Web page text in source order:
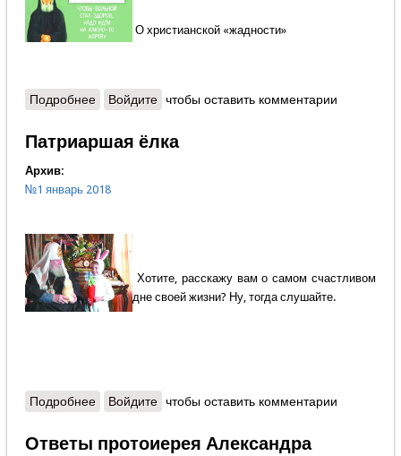
О христианской «жадности»
Подробнеео Пётр Михайлов - Скупой мужик
Войдите чтобы оставить комментарии
Патриаршая ёлка
Архив:
№1 январь 2018
Хотите, расскажу вам о самом счастливом
дне своей жизни? Ну, тогда слушайте.
Подробнеео Патриаршая ёлка
Войдите чтобы оставить комментарии
Ответы протоиерея Александра